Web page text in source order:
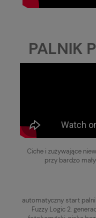
PALNIK
Ciche i zużywające
przy bardzo
automatyczny start
Fuzzy Logic 2.